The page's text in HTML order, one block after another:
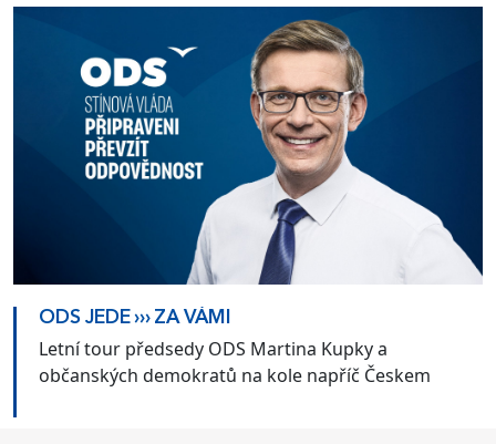
ODS JEDE ››› ZA VÁMI
Letní tour předsedy ODS Martina Kupky a
občanských demokratů na kole napříč Českem